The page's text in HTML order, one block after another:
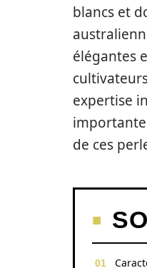
blancs et
élégantes
expertise
de ces